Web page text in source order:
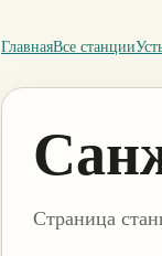
ГлавнаяВсе станции
Страница